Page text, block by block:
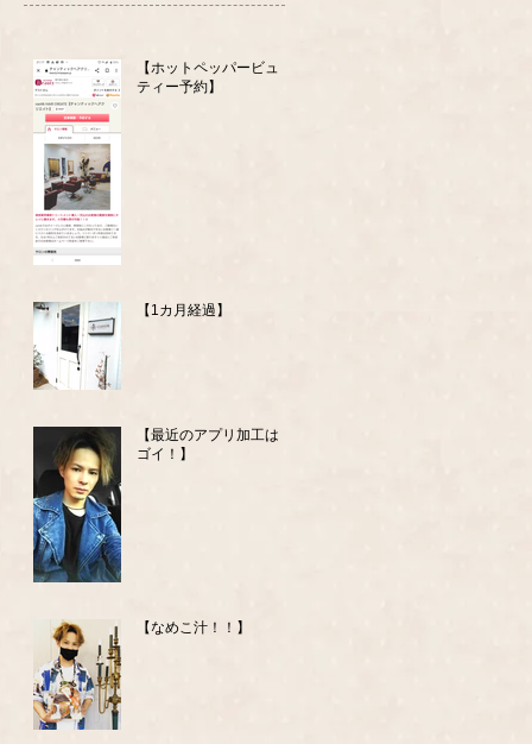
【ホットペッパービュー
ティー予約】
【1カ月経過】
【最近のアプリ加工はス
ゴイ！】
【なめこ汁！！】